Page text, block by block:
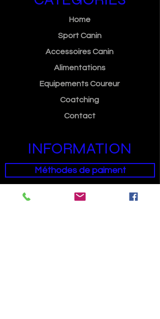
Home
Sport Canin
Accessoires Canin
Alimentations
Equipements Coureur
Coatching
Contact
INFORMATION
Méthodes de paiment